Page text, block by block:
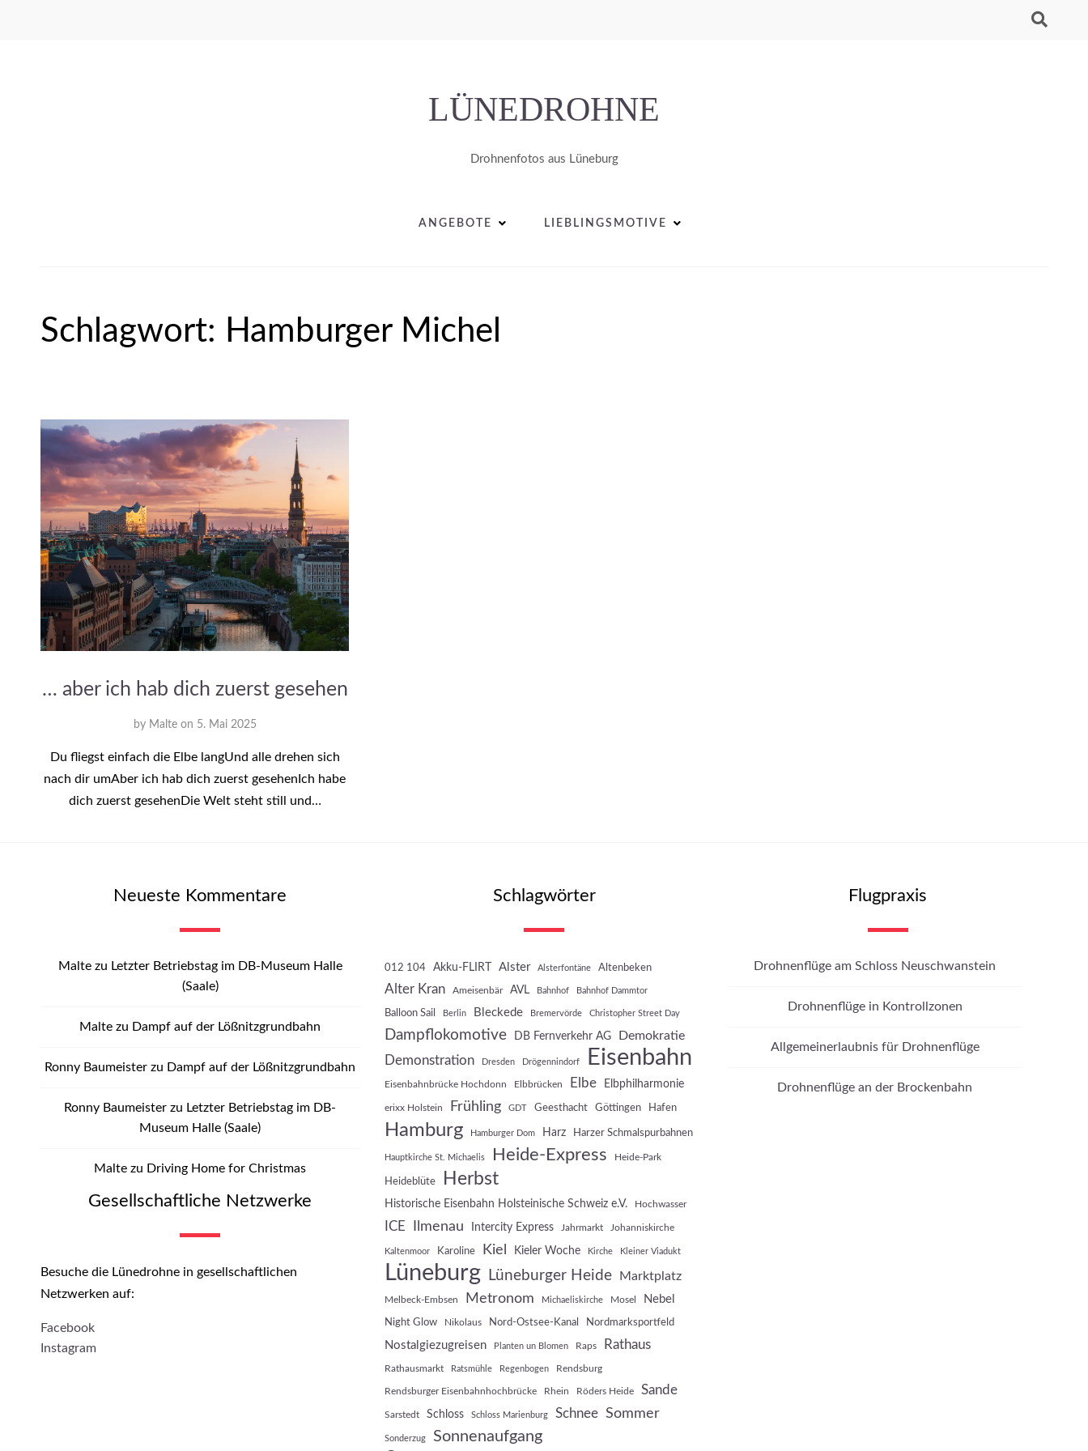
LÜNEDROHNE
Drohnenfotos aus Lüneburg
ANGEBOTE LIEBLINGSMOTIVE
Schlagwort: Hamburger Michel
… aber ich hab dich zuerst gesehen
by Malte on 5. Mai 2025
Du fliegst einfach die Elbe langUnd alle drehen sich
nach dir umAber ich hab dich zuerst gesehenIch habe
dich zuerst gesehenDie Welt steht still und…
Neueste Kommentare
Maltezu Letzter Betriebstag im DB-Museum Halle
(Saale)
Malte zu Dampf auf der Lößnitzgrundbahn
Ronny Baumeister zu Dampf auf der Lößnitzgrundbahn
Ronny Baumeister zu Letzter Betriebstag im DB-
Museum Halle (Saale)
Malte zu Driving Home for Christmas
Gesellschaftliche Netzwerke
Besuche die Lünedrohne in gesellschaftlichen
Netzwerken auf:
Facebook
Instagram
Schlagwörter
012 104 Akku-FLIRT Alster Alsterfontäne Altenbeken
Alter Kran Ameisenbär AVL Bahnhof Bahnhof Dammtor
Balloon Sail Berlin Bleckede Bremervörde Christopher Street Day
Dampflokomotive DB Fernverkehr AG Demokratie
Demonstration Dresden Drögennindorf Eisenbahn
Eisenbahnbrücke Hochdonn Elbbrücken Elbe Elbphilharmonie
erixx Holstein Frühling GDT Geesthacht Göttingen Hafen
Hamburg Hamburger Dom Harz Harzer Schmalspurbahnen
Hauptkirche St. Michaelis Heide-Express Heide-Park
Heideblüte Herbst
Historische Eisenbahn Holsteinische Schweiz e.V. Hochwasser
ICE Ilmenau Intercity Express Jahrmarkt Johanniskirche
Kaltenmoor Karoline Kiel Kieler Woche Kirche Kleiner Viadukt
Lüneburg Lüneburger Heide Marktplatz
Melbeck-Embsen Metronom Michaeliskirche Mosel Nebel
Night Glow Nikolaus Nord-Ostsee-Kanal Nordmarksportfeld
Nostalgiezugreisen Planten un Blomen Raps Rathaus
Rathausmarkt Ratsmühle Regenbogen Rendsburg
Rendsburger Eisenbahnhochbrücke Rhein Röders Heide Sande
Sarstedt Schloss Schloss Marienburg Schnee Sommer
Sonderzug Sonnenaufgang
Flugpraxis
Drohnenflüge am Schloss Neuschwanstein
Drohnenflüge in Kontrollzonen
Allgemeinerlaubnis für Drohnenflüge
Drohnenflüge an der Brockenbahn